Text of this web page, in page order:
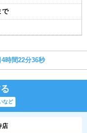
で
時間22分36秒
など
店